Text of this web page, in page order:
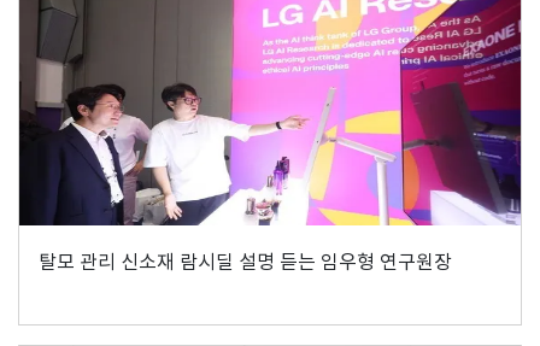
탈모 관리 신소재 람시딜 설명 듣는 임우형 연구원장